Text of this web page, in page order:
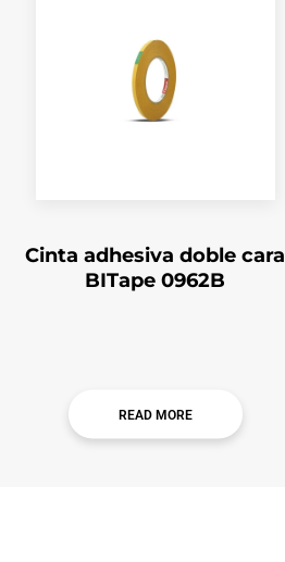
Cinta adhesiva doble cara
BITape 0962B
READ MORE